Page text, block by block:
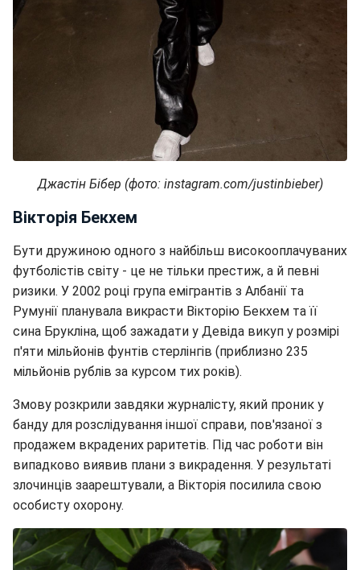
Джастін Бібер (фото: instagram.com/justinbieber)
Вікторія Бекхем
Бути дружиною одного з найбільш високооплачуваних
футболістів світу - це не тільки престиж, а й певні
ризики. У 2002 році група емігрантів з Албанії та
Румунії планувала викрасти Вікторію Бекхем та її
сина Брукліна, щоб зажадати у Девіда викуп у розмірі
п'яти мільйонів фунтів стерлінгів (приблизно 235
мільйонів рублів за курсом тих років).
Змову розкрили завдяки журналісту, який проник у
банду для розслідування іншої справи, пов'язаної з
продажем вкрадених раритетів. Під час роботи він
випадково виявив плани з викрадення. У результаті
злочинців заарештували, а Вікторія посилила свою
особисту охорону.